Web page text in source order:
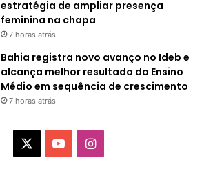
estratégia de ampliar presença
feminina na chapa
7 horas atrás
Bahia registra novo avanço no Ideb e
alcança melhor resultado do Ensino
Médio em sequência de crescimento
7 horas atrás
I